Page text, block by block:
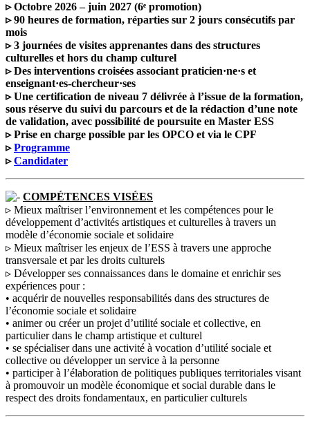
▹ Octobre 2026 – juin 2027 (6ᵉ promotion)
▹ 90 heures de formation, réparties sur 2 jours consécutifs par
mois
▹ 3 journées de visites apprenantes dans des structures
culturelles et hors du champ culturel
▹ Des interventions croisées associant praticien·ne·s et
enseignant·es-chercheur·ses
▹ Une certification de niveau 7 délivrée à l’issue de la formation,
sous réserve du suivi du parcours et de la rédaction d’une note
de validation, avec possibilité de poursuite en Master ESS
▹ Prise en charge possible par les OPCO et via le CPF
▹Programme
▹Candidater
COMPÉTENCES VISÉES
▹ Mieux maîtriser l’environnement et les compétences pour le
développement d’activités artistiques et culturelles à travers un
modèle d’économie sociale et solidaire
▹ Mieux maîtriser les enjeux de l’ESS à travers une approche
transversale et par les droits culturels
▹ Développer ses connaissances dans le domaine et enrichir ses
expériences pour :
• acquérir de nouvelles responsabilités dans des structures de
l’économie sociale et solidaire
• animer ou créer un projet d’utilité sociale et collective, en
particulier dans le champ artistique et culturel
• se spécialiser dans une activité à vocation d’utilité sociale et
collective ou développer un service à la personne
• participer à l’élaboration de politiques publiques territoriales visant
à promouvoir un modèle économique et social durable dans le
respect des droits fondamentaux, en particulier culturels